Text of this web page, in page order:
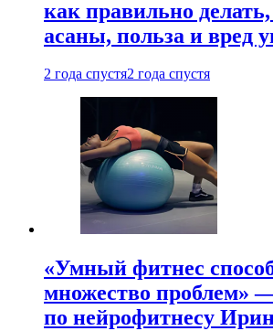
как правильно
асаны, польза и вред
2 года спустя2 года спустя
«Умный фитнес
множество проблем»
по нейрофитнесу